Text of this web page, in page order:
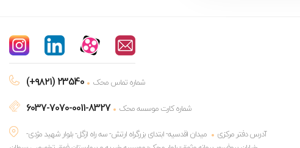
(+۹۸۲۱) 23540 شماره تماس محک
6037-7070-0011-8327
شماره کارت موسسه محک
آدرس دفتر مرکزی
میدان اقدسیه- ابتدای بزرگراه ارتش- سه راه ازگل- بلوار شهید مژدی-